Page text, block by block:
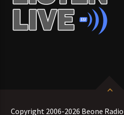
Copyright 2006-2026 Beone